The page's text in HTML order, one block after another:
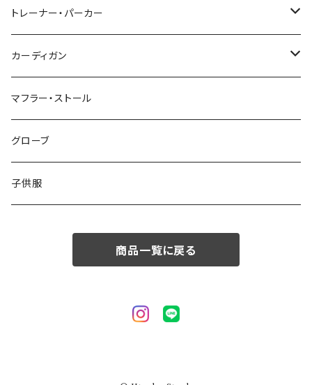
48/L
50/XL～
46/M
48/L
50/XL～
～44/S
46/M
48/L
50/XL～
トレーナー・パーカー
～44/S
46/M
48/L
50/XL～
カーディガン
～44/S
46/M
48/L
マフラー・ストール
グローブ
子供服
商品一覧に戻る